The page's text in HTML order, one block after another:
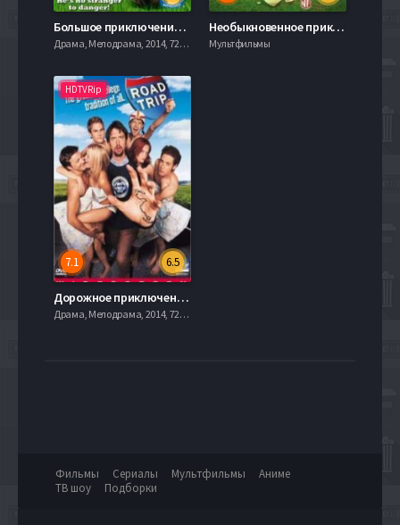
Большое приключение Рейнджера (2015)
Драма, Мелодрама, 2014, 720hd, mobilen
Необыкновенное приключение в городе пасхальных яиц (2004)
Мультфильмы
HDTVRip
6.5
7.1
Дорожное приключение (2000)
Драма, Мелодрама, 2014, 720hd, mobilen
Фильмы Сериалы Мультфильмы
Аниме
ТВ шоу
Подборки